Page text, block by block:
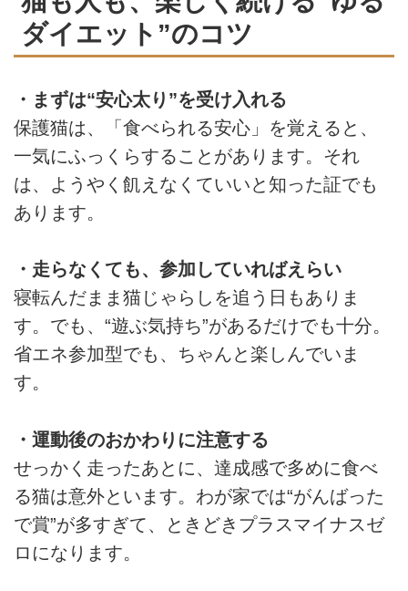
ダイエット”のコツ
・まずは“安心太り”を受け入れる
保護猫は、「食べられる安心」を覚えると、
一気にふっくらすることがあります。それ
は、ようやく飢えなくていいと知った証でも
あります。
・走らなくても、参加していればえらい
寝転んだまま猫じゃらしを追う日もありま
す。でも、“遊ぶ気持ち”があるだけでも十分。
省エネ参加型でも、ちゃんと楽しんでいま
す。
・運動後のおかわりに注意する
せっかく走ったあとに、達成感で多めに食べ
る猫は意外といます。わが家では“がんばった
で賞”が多すぎて、ときどきプラスマイナスゼ
ロになります。